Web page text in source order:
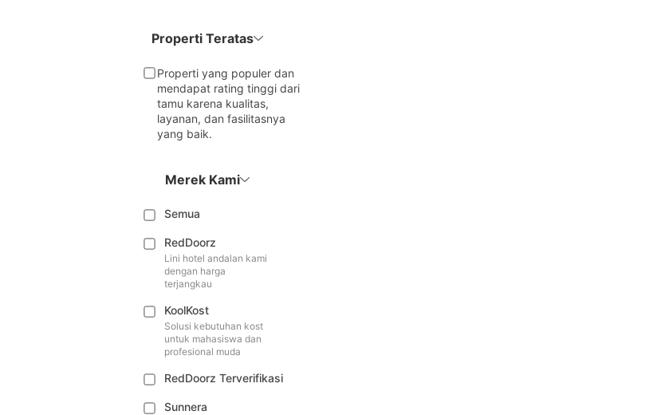
Properti Teratas
Properti yang populer dan
mendapat rating tinggi dari
tamu karena kualitas,
layanan, dan fasilitasnya
yang baik.
Merek Kami
Semua
RedDoorz
Lini hotel andalan kami
dengan harga
terjangkau
KoolKost
Solusi kebutuhan kost
untuk mahasiswa dan
profesional muda
RedDoorz Terverifikasi
Sunnera